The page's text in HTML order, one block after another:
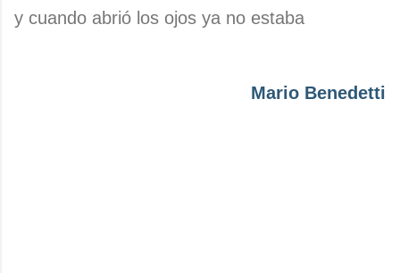
y cuando abrió los ojos ya no estaba
Mario Benedetti